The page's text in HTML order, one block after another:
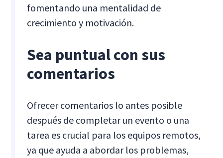
fomentando una mentalidad de
crecimiento y motivación.
Sea puntual con sus
comentarios
Ofrecer comentarios lo antes posible
después de completar un evento o una
tarea es crucial para los equipos remotos,
ya que ayuda a abordar los problemas,